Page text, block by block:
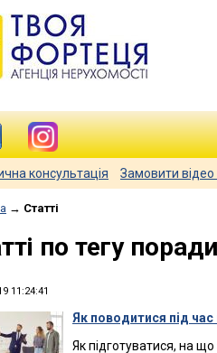
консультація Замовити відео
→ Статті
по тегу
11:24:41
Як поводитися під
Як підготуватися, на